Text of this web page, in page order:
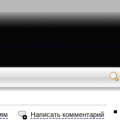
Написать комментарий